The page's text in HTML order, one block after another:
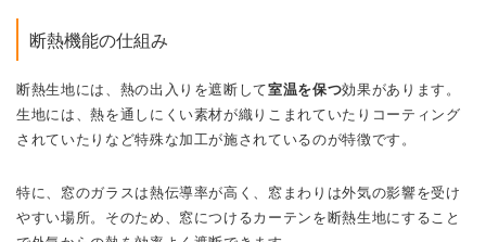
断熱機能の仕組み
断熱生地には、熱の出入りを遮断して室温を保つ効果があります。
生地には、熱を通しにくい素材が織りこまれていたりコーティング
されていたりなど特殊な加工が施されているのが特徴です。
特に、窓のガラスは熱伝導率が高く、窓まわりは外気の影響を受け
やすい場所。そのため、窓につけるカーテンを断熱生地にすること